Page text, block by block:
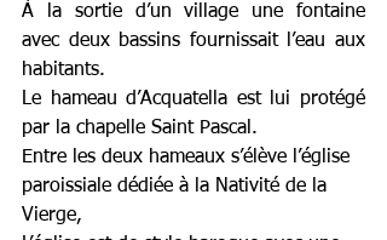
À la sortie d’un village une fontaine
avec deux bassins fournissait l’eau aux
habitants.
Le hameau d’Acquatella est lui protégé
par la chapelle Saint Pascal.
Entre les deux hameaux s’élève l’église
paroissiale dédiée à la Nativité de la
Vierge,